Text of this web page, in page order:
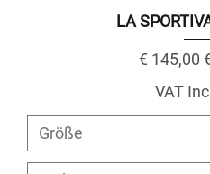
LA
Regular
€ 145,00
VAT